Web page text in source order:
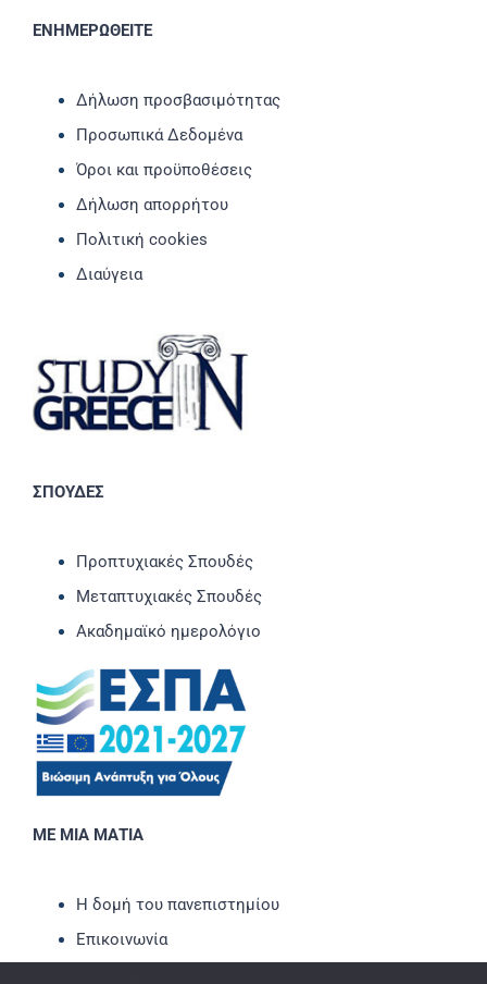
ΕΝΗΜΕΡΩΘΕΙΤΕ
Δήλωση προσβασιμότητας
Προσωπικά Δεδομένα
Όροι και προϋποθέσεις
Δήλωση απορρήτου
Πολιτική cookies
Διαύγεια
ΣΠΟΥΔΕΣ
Προπτυχιακές Σπουδές
Μεταπτυχιακές Σπουδές
Ακαδημαϊκό ημερολόγιο
ΜΕ ΜΙΑ ΜΑΤΙΑ
Η δομή του πανεπιστημίου
Επικοινωνία